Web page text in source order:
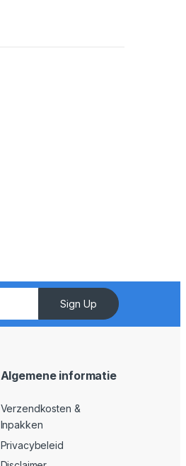
Sign Up
Algemene informatie
Verzendkosten &
Inpakken
Privacybeleid